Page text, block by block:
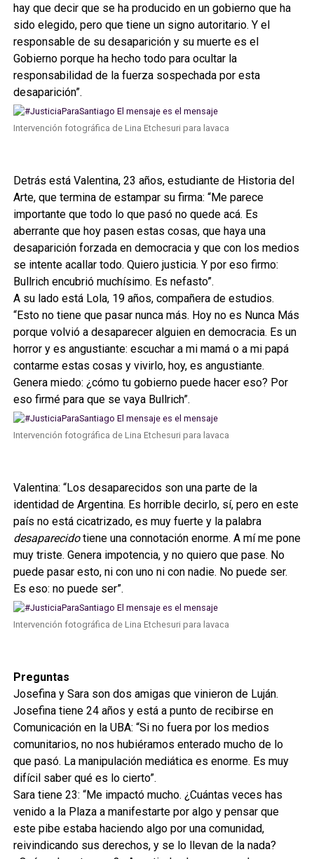
hay que decir que se ha producido en un gobierno que ha
sido elegido, pero que tiene un signo autoritario. Y el
responsable de su desaparición y su muerte es el
Gobierno porque ha hecho todo para ocultar la
responsabilidad de la fuerza sospechada por esta
desaparición”.
Intervención fotográfica de Lina Etchesuri para lavaca
Detrás está Valentina, 23 años, estudiante de Historia del
Arte, que termina de estampar su firma: “Me parece
importante que todo lo que pasó no quede acá. Es
aberrante que hoy pasen estas cosas, que haya una
desaparición forzada en democracia y que con los medios
se intente acallar todo. Quiero justicia. Y por eso firmo:
Bullrich encubrió muchísimo. Es nefasto”.
A su lado está Lola, 19 años, compañera de estudios.
“Esto no tiene que pasar nunca más. Hoy no es Nunca Más
porque volvió a desaparecer alguien en democracia. Es un
horror y es angustiante: escuchar a mi mamá o a mi papá
contarme estas cosas y vivirlo, hoy, es angustiante.
Genera miedo: ¿cómo tu gobierno puede hacer eso? Por
eso firmé para que se vaya Bullrich”.
Intervención fotográfica de Lina Etchesuri para lavaca
Valentina: “Los desaparecidos son una parte de la
identidad de Argentina. Es horrible decirlo, sí, pero en este
país no está cicatrizado, es muy fuerte y la palabra
desaparecidotiene una connotación enorme. A mí me pone
muy triste. Genera impotencia, y no quiero que pase. No
puede pasar esto, ni con uno ni con nadie. No puede ser.
Es eso: no puede ser”.
Intervención fotográfica de Lina Etchesuri para lavaca
Preguntas
Josefina y Sara son dos amigas que vinieron de Luján.
Josefina tiene 24 años y está a punto de recibirse en
Comunicación en la UBA: “Si no fuera por los medios
comunitarios, no nos hubiéramos enterado mucho de lo
que pasó. La manipulación mediática es enorme. Es muy
difícil saber qué es lo cierto”.
Sara tiene 23: “Me impactó mucho. ¿Cuántas veces has
venido a la Plaza a manifestarte por algo y pensar que
este pibe estaba haciendo algo por una comunidad,
reivindicando sus derechos, y se lo llevan de la nada?